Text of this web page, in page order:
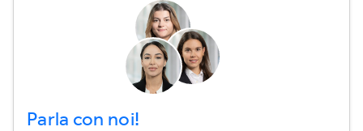
Parla con noi!